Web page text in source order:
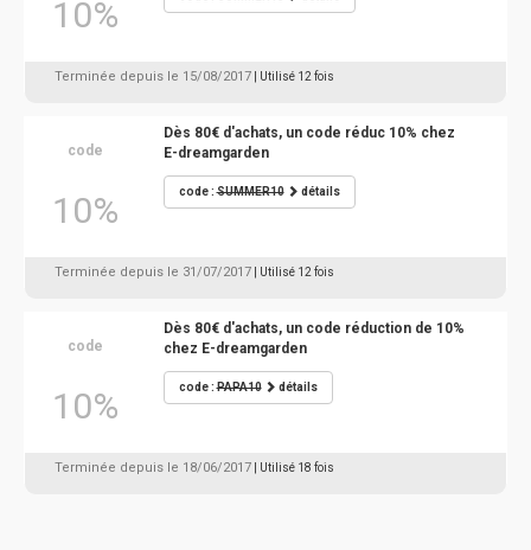
10%
Terminée depuis le 15/08/2017 | Utilisé 12 fois
code
10%
Dès 80€ d'achats, un code réduc 10% chez
E-dreamgarden
code :SUMMER10 détails
Terminée depuis le 31/07/2017 | Utilisé 12 fois
code
10%
Dès 80€ d'achats, un code réduction de 10%
chez E-dreamgarden
code :PAPA10 détails
Terminée depuis le 18/06/2017 | Utilisé 18 fois